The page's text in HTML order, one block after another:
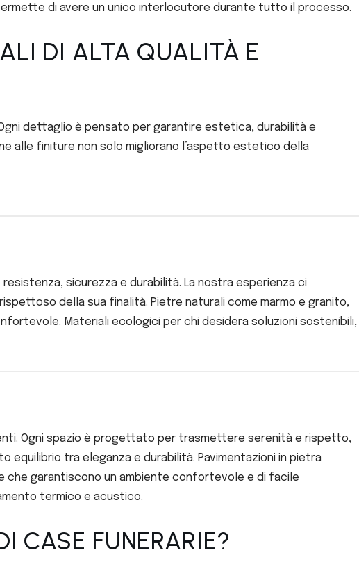
di avere un unico interlocutore durante tutto il processo.
DI ALTA QUALITÀ E
dettaglio è pensato per garantire estetica, durabilità e
alle finiture non solo migliorano l’aspetto estetico della
sicurezza e durabilità. La nostra esperienza ci
della sua finalità. Pietre naturali come marmo e granito,
Materiali ecologici per chi desidera soluzioni sostenibili,
Ogni spazio è progettato per trasmettere serenità e rispetto,
tra eleganza e durabilità. Pavimentazioni in pietra
che garantiscono un ambiente confortevole e di facile
termico e acustico.
CASE FUNERARIE?